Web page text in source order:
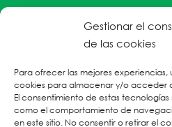
Gestionar el
de las cookies
Para ofrecer las mejores experiencias,
cookies para almacenar y/o acceder
El consentimiento de estas
como el comportamiento de
en este sitio. No consentir o retirar el
#EnColectiva estamos
parte del personal
refugiadas, migrantes
victimas sobrevivientes de